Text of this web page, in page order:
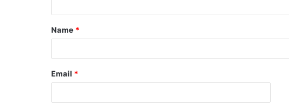
t
*
Name *
Email *